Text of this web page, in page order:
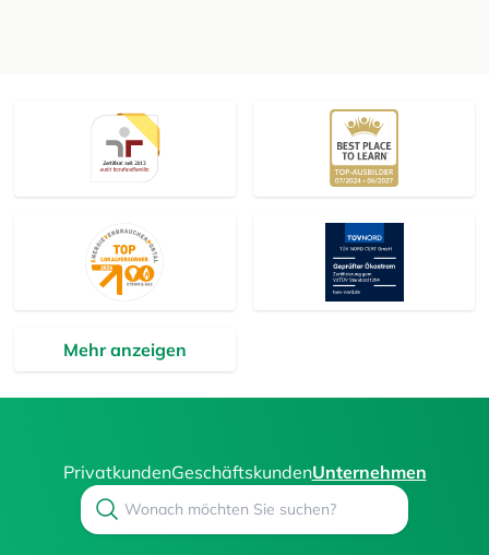
Mehr anzeigen
PrivatkundenGeschäftskundenUnternehmen
Search